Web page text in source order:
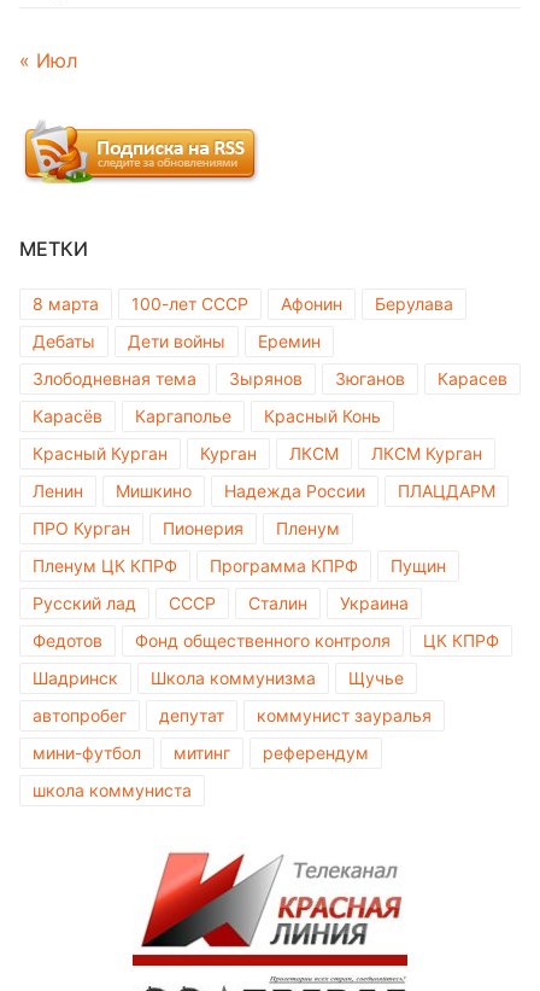
« Июл
МЕТКИ
8 марта 100-лет СССР Афонин
Берулава
Дебаты
Дети войны
Еремин
Злободневная тема
Зырянов Зюганов
Карасев
Карасёв
Каргаполье
Красный Конь
Красный Курган
Курган ЛКСМ
ЛКСМ Курган
Ленин
Мишкино Надежда России
ПЛАЦДАРМ
ПРО Курган
Пионерия
Пленум
Пленум ЦК КПРФ
Программа КПРФ
Пущин
Русский лад
СССР Сталин
Украина
Федотов
Фонд общественного контроля
ЦК КПРФ
Шадринск
Школа коммунизма
Щучье
автопробег
депутат
коммунист зауралья
мини-футбол
митинг
референдум
школа коммуниста